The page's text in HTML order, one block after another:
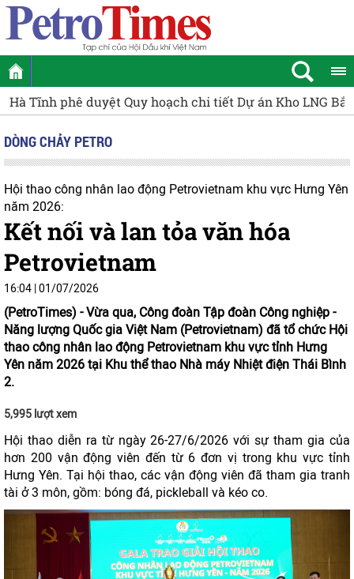
Hà Tĩnh phê duyệt Quy hoạch chi tiết Dự án Kho LNG
DÒNG CHẢY PETRO
Hội thao công nhân lao động Petrovietnam khu vực Hưng Yên
năm 2026:
Kết nối và lan tỏa văn hóa
Petrovietnam
16:04 | 01/07/2026
(PetroTimes) -Vừa qua, Công đoàn Tập đoàn Công nghiệp -
Năng lượng Quốc gia Việt Nam (Petrovietnam) đã tổ chức Hội
thao công nhân lao động Petrovietnam khu vực tỉnh Hưng
Yên năm 2026 tại Khu thể thao Nhà máy Nhiệt điện Thái Bình
2.
5,995 lượt xem
Hội thao diễn ra từ ngày 26-27/6/2026 với sự tham gia của
hơn 200 vận động viên đến từ 6 đơn vị trong khu vực tỉnh
Hưng Yên. Tại hội thao, các vận động viên đã tham gia tranh
tài ở 3 môn, gồm: bóng đá, pickleball và kéo co.